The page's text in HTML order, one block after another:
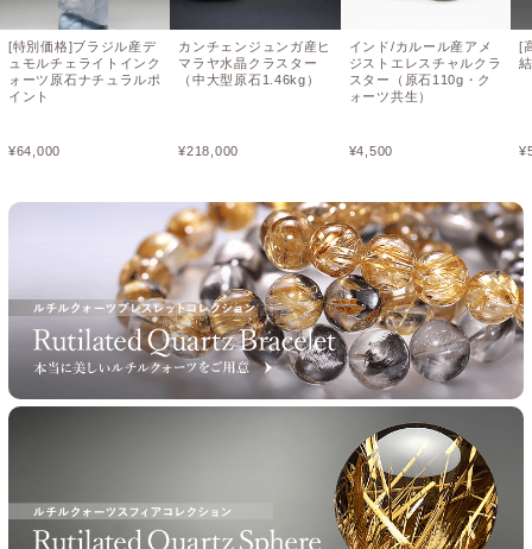
[特別価格]ブラジル産デ
ュモルチェライトインク
ォーツ原石ナチュラルポ
イント
¥64,000
カンチェンジュンガ産ヒ
マラヤ水晶クラスター
（中大型原石1.46kg）
¥218,000
インド/カルール産アメ
ジストエレスチャルクラ
スター（原石110g・ク
ォーツ共生）
¥4,500
[
¥